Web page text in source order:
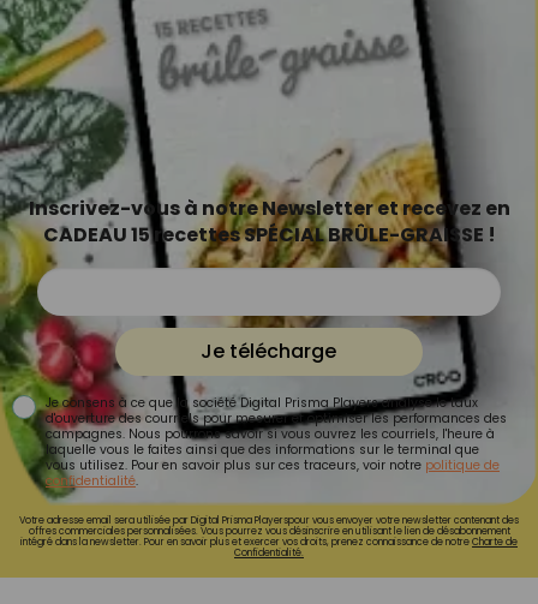
Inscrivez-vous à notre Newsletter et recevez en
CADEAU 15 recettes SPÉCIAL BRÛLE-GRAISSE !
Je télécharge
Je consens à ce que la société Digital Prisma Players analyse le taux
d'ouverture des courriels pour mesurer et optimiser les performances des
campagnes. Nous pourrons savoir si vous ouvrez les courriels, l'heure à
laquelle vous le faites ainsi que des informations sur le terminal que
vous utilisez. Pour en savoir plus sur ces traceurs, voir notre politique de
confidentialité.
Votre adresse email sera utilisée par Digital Prisma Playerspour vous envoyer votre newsletter contenant des
offres commerciales personnalisées. Vous pourrez vous désinscrire en utilisant le lien de désabonnement
intégré dans la newsletter. Pour en savoir plus et exercer vos droits, prenez connaissance de notreCharte de
Confidentialité.